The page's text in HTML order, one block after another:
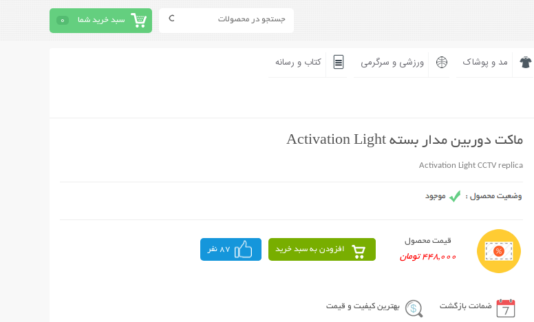
سبد خرید شما 0
مد و پوشاک ورزشی و سرگرمی کتاب و رسانه
ماکت دوربین مدار بسته Activation Light
Activation Light CCTV replica
قیمت محصول
448,000 تومان
افزودن به سبد خرید 87 نفر
ضمانت بازگشت بهترین کیفیت و قیمت